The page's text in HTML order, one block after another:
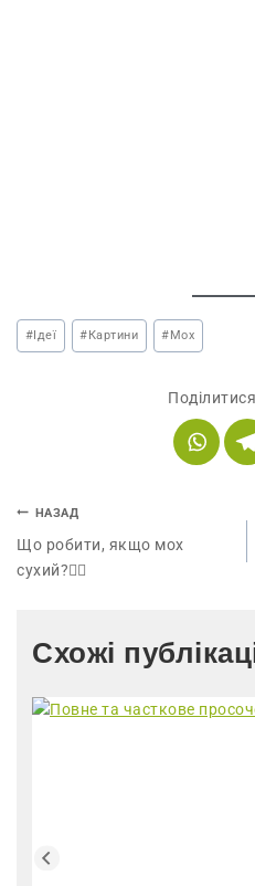
# Ідеї # Картини # Мох
НАЗАД
Що робити, якщо мох
сухий?🤷‍♂️
Схожі